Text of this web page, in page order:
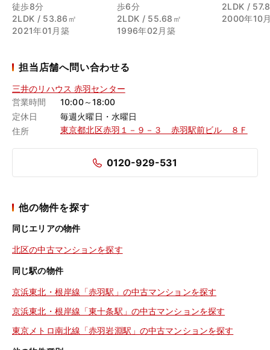
徒歩8分
2LDK / 53.86㎡
2021年01月築
歩6分
2LDK / 55.68㎡
1996年02月築
2LDK /
2000年10
担当店舗へ問い合わせる
三井のリハウス 赤羽センター
営業時間
10:00～18:00
定休日
毎週火曜日・水曜日
住所
東京都北区赤羽１－９－３ 赤羽駅前ビル ８Ｆ
0120-929-531
他の物件を探す
同じエリアの物件
北区の中古マンションを探す
同じ駅の物件
京浜東北・根岸線「赤羽駅」の中古マンションを探す
京浜東北・根岸線「東十条駅」の中古マンションを探す
東京メトロ南北線「赤羽岩淵駅」の中古マンションを探す